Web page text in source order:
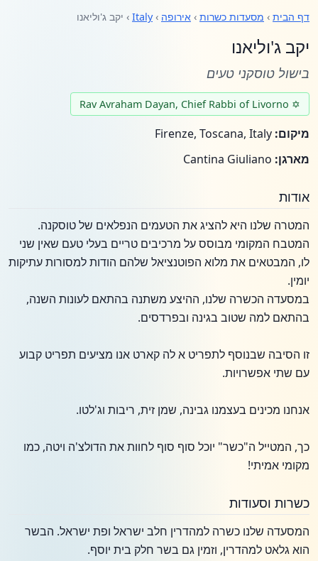
דף הבית › מסעדות כשרות › אירופה ›
Italy › יקב ג'וליאנו
יקב ג'וליאנו
בישול טוסקני טעים
✡ Rav Avraham Dayan, Chief Rabbi of Livorno
מיקום:
מארגן:
אודות
המטרה שלנו היא להציג את הטעמים הנפלאים של טוסקנה.
המטבח המקומי מבוסס על מרכיבים טריים בעלי טעם שאין שני
לו, המבטאים את מלוא הפוטנציאל שלהם הודות למסורות עתיקות
יומין.
במסעדה הכשרה שלנו, ההיצע משתנה בהתאם לעונות השנה,
בהתאם למה שטוב בגינה ובפרדסים.
זו הסיבה שבנוסף לתפריט א לה קארט אנו מציעים תפריט קבוע
עם שתי אפשרויות.
אנחנו מכינים בעצמנו גבינה, שמן זית, ריבות וג'לטו.
כך, המטייל ה"כשר" יוכל סוף סוף לחוות את הדולצ'ה ויטה, כמו
מקומי אמיתי!
כשרות וסעודות
המסעדה שלנו כשרה למהדרין חלב ישראל ופת ישראל. הבשר
הוא גלאט למהדרין, וזמין גם בשר חלק בית יוסף.